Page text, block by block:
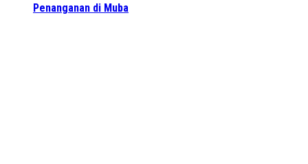
Penanganan di Muba